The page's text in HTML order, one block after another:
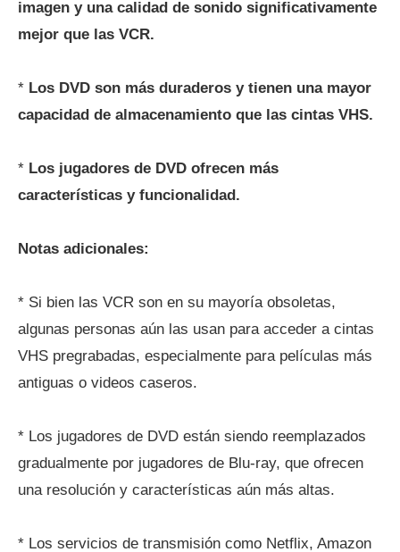
imagen y una calidad de sonido significativamente
mejor que las VCR.
* Los DVD son más duraderos y tienen una mayor
capacidad de almacenamiento que las cintas VHS.
* Los jugadores de DVD ofrecen más
características y funcionalidad.
Notas adicionales:
* Si bien las VCR son en su mayoría obsoletas,
algunas personas aún las usan para acceder a cintas
VHS pregrabadas, especialmente para películas más
antiguas o videos caseros.
* Los jugadores de DVD están siendo reemplazados
gradualmente por jugadores de Blu-ray, que ofrecen
una resolución y características aún más altas.
* Los servicios de transmisión como Netflix, Amazon